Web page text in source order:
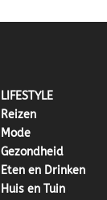
LIFESTYLE
Reizen
Mode
Gezondheid
Eten en Drinken
Huis en Tuin